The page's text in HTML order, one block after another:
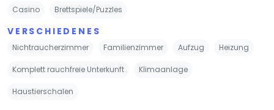
Casino Brettspiele/Puzzles
VERSCHIEDENES
Nichtraucherzimmer Familienzimmer Aufzug Heizung
Komplett rauchfreie Unterkunft Klimaanlage
Haustierschalen